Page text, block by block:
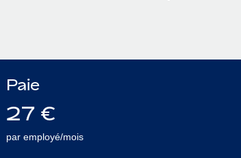
Paie
27 €
par employé/mois